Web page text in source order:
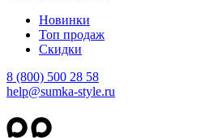
Новинки
Топ продаж
Скидки
8 (800) 500 28 58
help@sumka-style.ru